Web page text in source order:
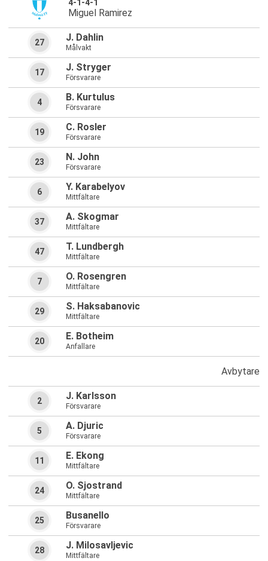
4-1-4-1
Miguel Ramirez
J. Dahlin
Målvakt
27
J. Stryger
Försvarare
17
B. Kurtulus
Försvarare
4
C. Rosler
Försvarare
19
N. John
Försvarare
23
Y. Karabelyov
Mittfältare
6
A. Skogmar
Mittfältare
37
T. Lundbergh
Mittfältare
47
O. Rosengren
Mittfältare
7
S. Haksabanovic
Mittfältare
29
E. Botheim
Anfallare
20
Avbytare
J. Karlsson
Försvarare
2
A. Djuric
Försvarare
5
E. Ekong
Mittfältare
11
O. Sjostrand
Mittfältare
24
Busanello
Försvarare
25
J. Milosavljevic
Mittfältare
28